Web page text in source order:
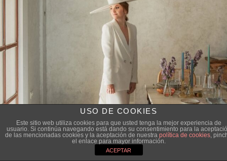
USO DE COOKIES
Este sitio web utiliza cookies para que usted tenga la mejor experiencia de
usuario. Si continúa navegando está dando su consentimiento para la
de las mencionadas cookies y la aceptación de nuestra política de cookies,
el enlace para mayor información.
ACEPTAR